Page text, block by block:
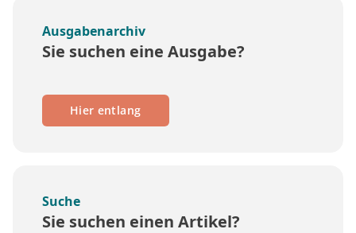
Ausgabenarchiv
Sie suchen eine Ausgabe?
Hier entlang
Suche
Sie suchen einen Artikel?